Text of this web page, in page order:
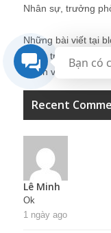
Nhân sự, trưởng
Những bài viết tại
Quản trị Nhân sự
thành viên khác
Recent
Lê Minh
Ok
1 ngày ago
Bạn có